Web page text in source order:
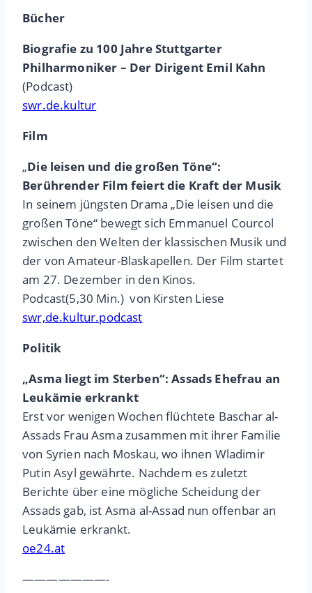
Bücher
Biografie zu 100 Jahre Stuttgarter
Philharmoniker – Der Dirigent Emil Kahn
(Podcast)
swr.de.kultur
Film
„Die leisen und die großen Töne“:
Berührender Film feiert die Kraft der Musik
In seinem jüngsten Drama „Die leisen und die
großen Töne“ bewegt sich Emmanuel Courcol
zwischen den Welten der klassischen Musik und
der von Amateur-Blaskapellen. Der Film startet
am 27. Dezember in den Kinos.
Podcast(5,30 Min.) von Kirsten Liese
swr,de.kultur.podcast
Politik
„Asma liegt im Sterben“: Assads Ehefrau an
Leukämie erkrankt
Erst vor wenigen Wochen flüchtete Baschar al-
Assads Frau Asma zusammen mit ihrer Familie
von Syrien nach Moskau, wo ihnen Wladimir
Putin Asyl gewährte. Nachdem es zuletzt
Berichte über eine mögliche Scheidung der
Assads gab, ist Asma al-Assad nun offenbar an
Leukämie erkrankt.
oe24.at
———————-